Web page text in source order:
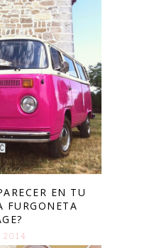
EN TU
FURGONETA
2014